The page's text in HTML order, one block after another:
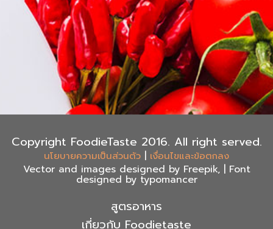
Copyright FoodieTaste 2016. All right served.
นโยบายความเป็นส่วนตัว | เงื่อนไขและข้อตกลง
Vector and images designed by Freepik, | Font
designed by typomancer
สูตรอาหาร
เกี่ยวกับ Foodietaste